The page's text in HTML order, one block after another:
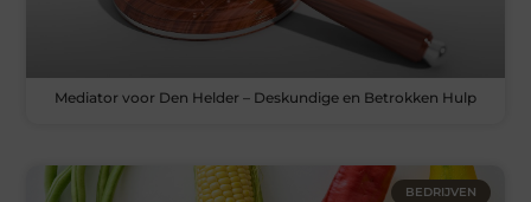
Mediator voor Den Helder – Deskundige en Betrokken Hulp
BEDRIJVEN